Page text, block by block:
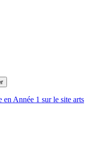
en Année 1 sur le site arts